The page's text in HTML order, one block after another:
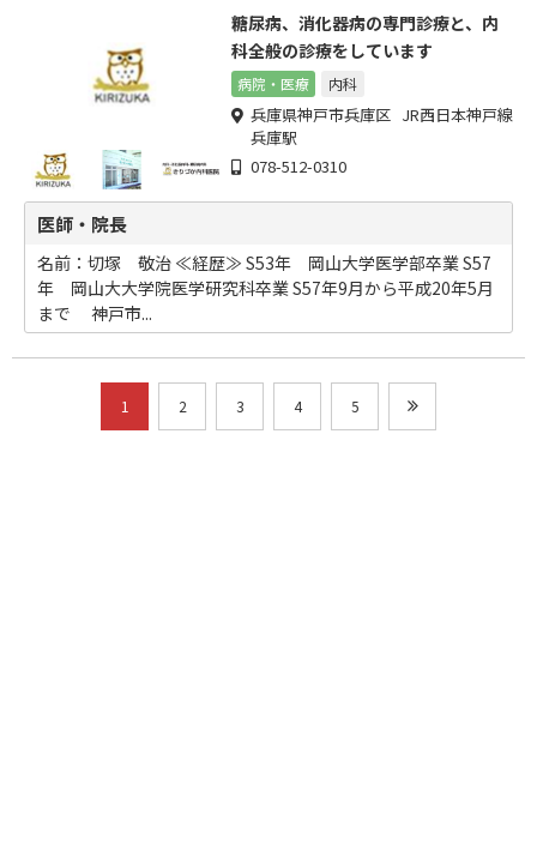
糖尿病、消化器病の専門診療と、内
科全般の診療をしています
病院・医療 内科
兵庫県神戸市兵庫区 JR西日本神戸線
兵庫駅
078-512-0310
医師・院長
名前：切塚 敬治 ≪経歴≫ S53年 岡山大学医学部卒業 S57
年 岡山大大学院医学研究科卒業 S57年9月から平成20年5月
まで 神戸市...
1 2 3 4 5